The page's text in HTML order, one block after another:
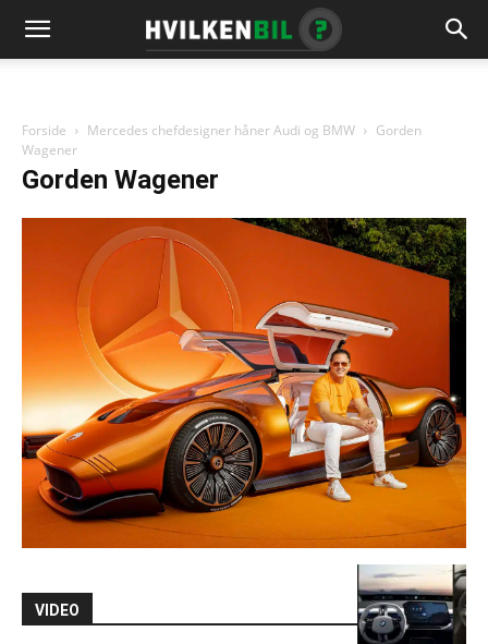
Forside Mercedes chefdesigner håner Audi og BMW
Gorden
Wagener
Gorden Wagener
VIDEO